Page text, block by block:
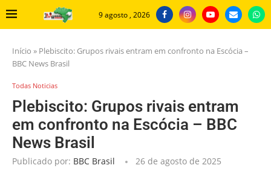
9 agosto , 2026
Início » Plebiscito: Grupos rivais entram em confronto na Escócia –
BBC News Brasil
Todas Noticias
Plebiscito: Grupos rivais entram
em confronto na Escócia – BBC
News Brasil
Publicado por: BBC Brasil 26 de agosto de 2025